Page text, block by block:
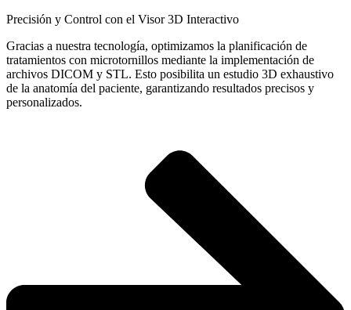
Precisión y Control con el Visor 3D Interactivo
Gracias a nuestra tecnología, optimizamos la planificación de
tratamientos con microtornillos mediante la implementación de
archivos DICOM y STL. Esto posibilita un estudio 3D exhaustivo
de la anatomía del paciente, garantizando resultados precisos y
personalizados.